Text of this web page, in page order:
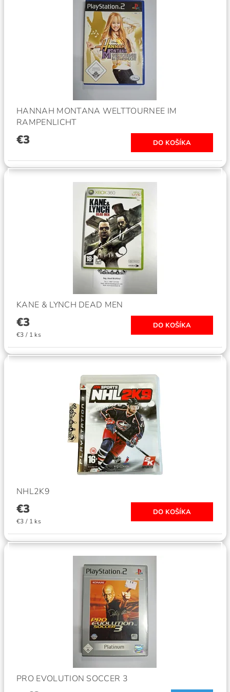
HANNAH MONTANA WELTTOURNEE IM
RAMPENLICHT
€3
KANE & LYNCH DEAD MEN
€3
€3 / 1 ks
NHL2K9
€3
€3 / 1 ks
PRO EVOLUTION SOCCER 3